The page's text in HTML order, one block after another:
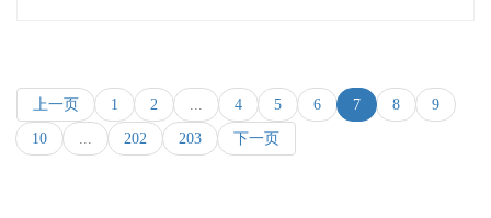
上一页 1 2 ... 4 5 6 7 8 9
10 ... 202 203 下一页